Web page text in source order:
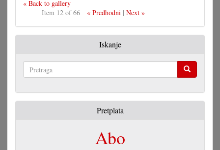
« Back to gallery
Item 12 of 66
« Predhodni| Next »
Iskanje
Pretplata
Abo